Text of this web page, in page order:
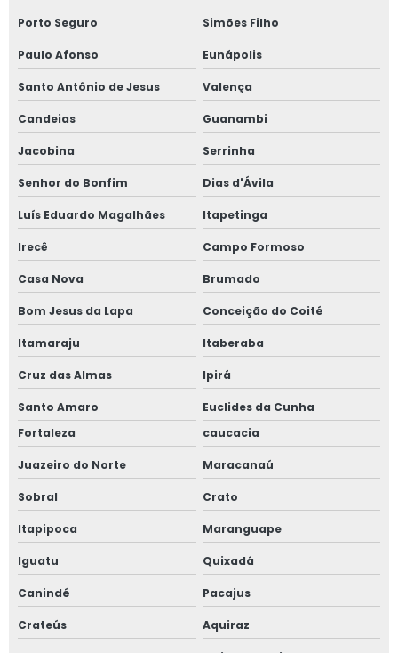
Porto Seguro Simões Filho
Paulo Afonso Eunápolis
Santo Antônio de Jesus Valença
Candeias Guanambi
Jacobina Serrinha
Senhor do Bonfim Dias d'Ávila
Luís Eduardo Magalhães Itapetinga
Irecê Campo Formoso
Casa Nova Brumado
Bom Jesus da Lapa Conceição do Coité
Itamaraju Itaberaba
Cruz das Almas Ipirá
Santo Amaro
Euclides da Cunha
Fortaleza
caucacia
Juazeiro do Norte Maracanaú
Sobral Crato
Itapipoca Maranguape
Iguatu Quixadá
Canindé Pacajus
Crateús Aquiraz